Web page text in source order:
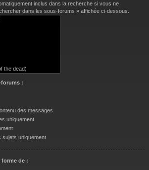
inclus dans la recherche si vous ne
dans les sous-forums » affichée ci-dessous.
forums :
des messages
uniquement
sujets uniquement
de :